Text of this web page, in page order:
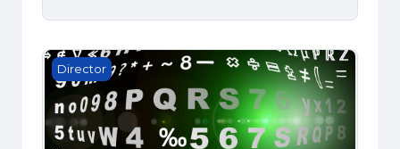
ANÁLISIS MATEMÁTICO
Director